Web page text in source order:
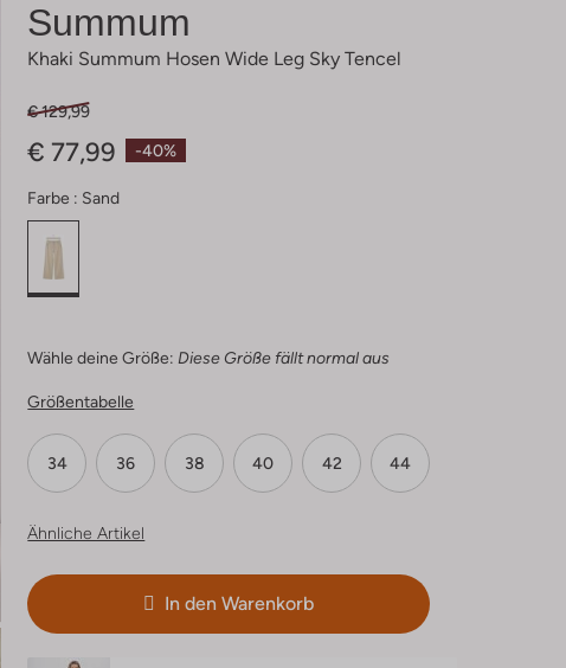
Summum
Khaki Summum Hosen Wide Leg Sky Tencel
-40%
€ 129,99
€ 77,99
Farbe : Sand
Wähle deine Größe: Diese Größe fällt normal aus
Größentabelle
34 36 38 40 42 44
Ähnliche Artikel
In den Warenkorb